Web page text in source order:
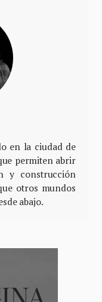
en la ciudad de
permiten abrir
y construcción
otros mundos
abajo.